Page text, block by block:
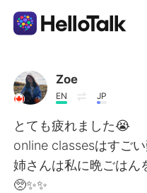
Language
AI Grammar
English
Zoe
EN JP
とても疲れました😭
online classesはすご
姉さんは私に晩ごはん
🥺✨✨